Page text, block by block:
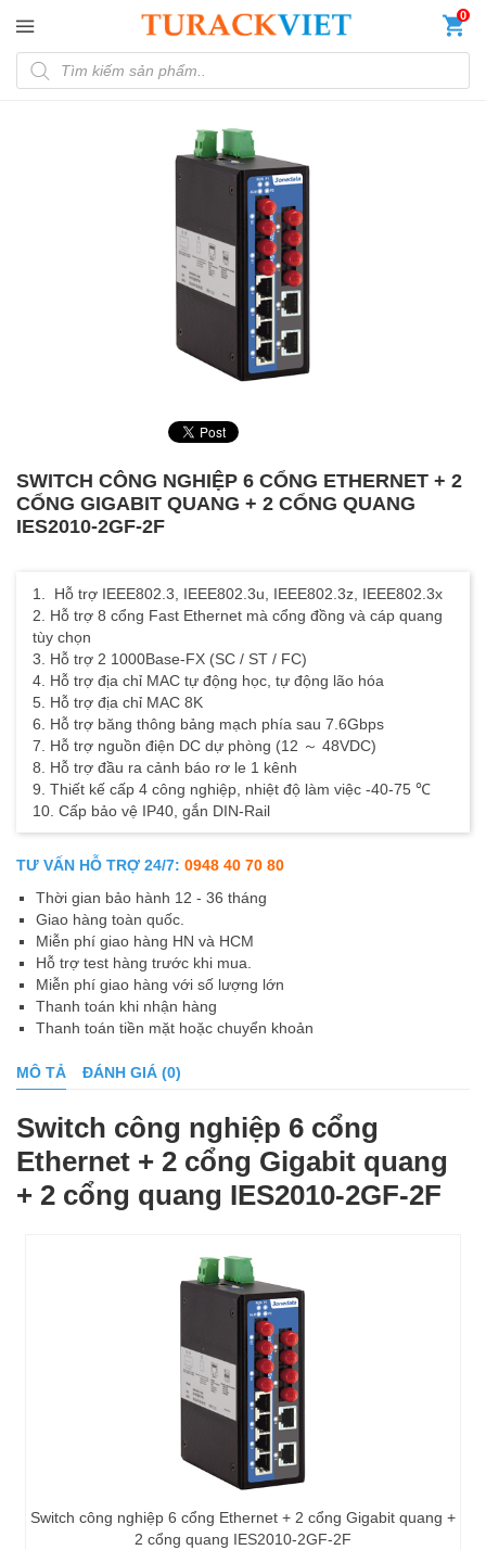
0
Tìm kiếm sản phẩm
SWITCH CÔNG NGHIỆP 6 CỔNG ETHERNET + 2
CỔNG GIGABIT QUANG + 2 CỔNG QUANG
IES2010-2GF-2F
1.
Hỗ trợ IEEE802.3, IEEE802.3u, IEEE802.3z, IEEE802.3x
2. Hỗ trợ 8 cổng Fast Ethernet mà cổng đồng và cáp quang
tùy chọn
3. Hỗ trợ 2 1000Base-FX (SC / ST / FC)
4. Hỗ trợ địa chỉ MAC tự động học, tự động lão hóa
5. Hỗ trợ địa chỉ MAC 8K
6. Hỗ trợ băng thông bảng mạch phía sau 7.6Gbps
7. Hỗ trợ nguồn điện DC dự phòng (12 ～ 48VDC)
8. Hỗ trợ đầu ra cảnh báo rơ le 1 kênh
9. Thiết kế cấp 4 công nghiệp, nhiệt độ làm việc -40-75 ℃
10. Cấp bảo vệ IP40, gắn DIN-Rail
TƯ VẤN HỖ TRỢ 24/7: 0948 40 70 80
Thời gian bảo hành 12 - 36 tháng
Giao hàng toàn quốc.
Miễn phí giao hàng HN và HCM
Hỗ trợ test hàng trước khi mua.
Miễn phí giao hàng với số lượng lớn
Thanh toán khi nhận hàng
Thanh toán tiền mặt hoặc chuyển khoản
MÔ TẢ ĐÁNH GIÁ (0)
Switch công nghiệp 6 cổng
Ethernet + 2 cổng Gigabit quang
+ 2 cổng quang IES2010-2GF-2F
Switch công nghiệp 6 cổng Ethernet + 2 cổng Gigabit quang +
2 cổng quang IES2010-2GF-2F